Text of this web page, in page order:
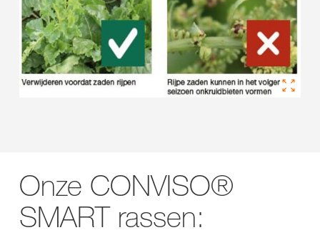
Onze CONVISO®
SMART rassen: